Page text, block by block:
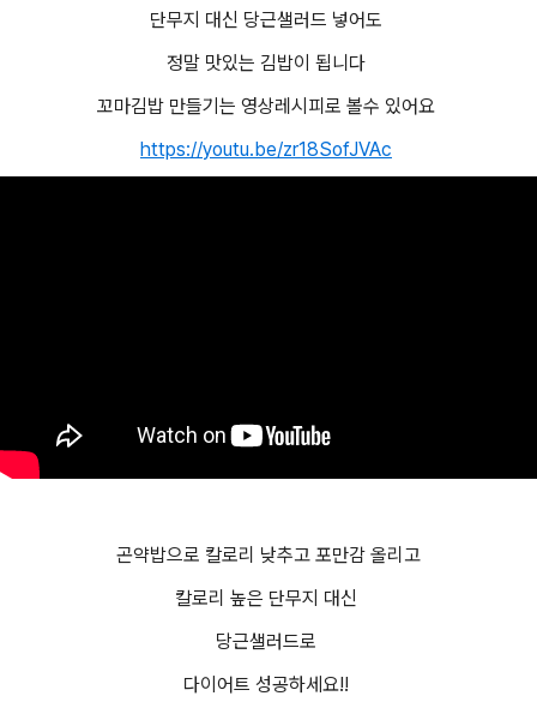
단무지 대신 당근샐러드 넣어도
정말 맛있는 김밥이 됩니다
꼬마김밥 만들기는 영상레시피로 볼수 있어요
https://youtu.be/zr18SofJVAc
곤약밥으로 칼로리 낮추고 포만감 올리고
칼로리 높은 단무지 대신
당근샐러드로
다이어트 성공하세요!!